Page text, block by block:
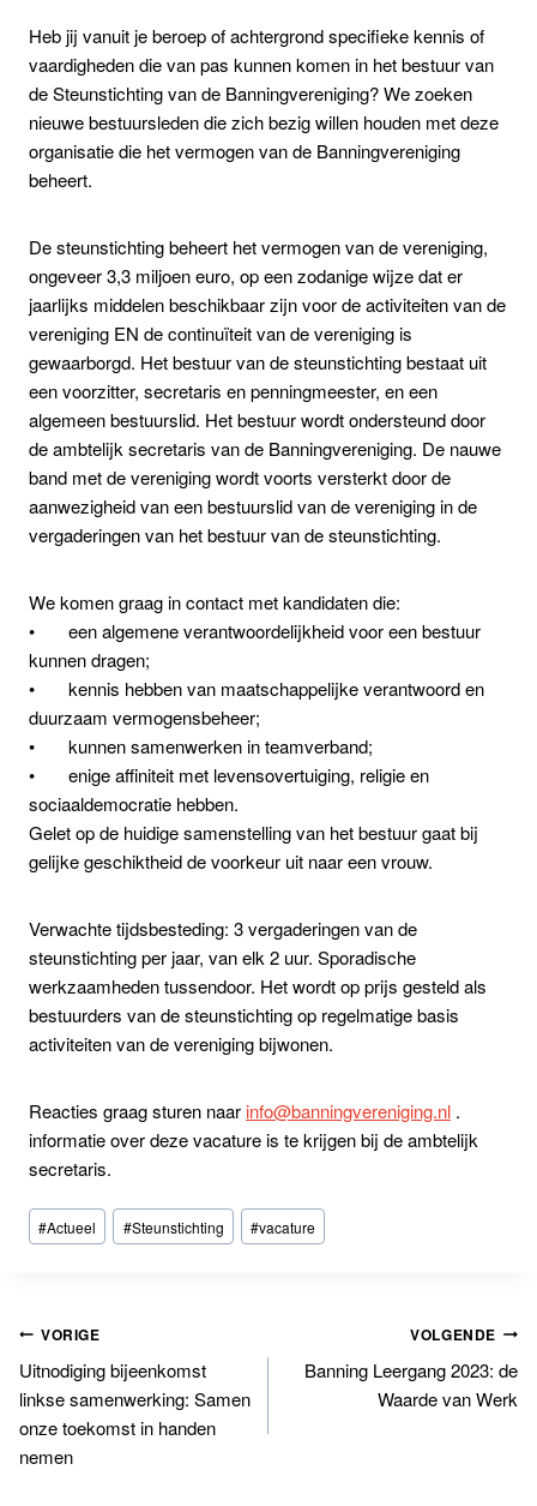
Heb jij vanuit je beroep of achtergrond specifieke kennis of
vaardigheden die van pas kunnen komen in het bestuur van
de Steunstichting van de Banningvereniging? We zoeken
nieuwe bestuursleden die zich bezig willen houden met deze
organisatie die het vermogen van de Banningvereniging
beheert.
De steunstichting beheert het vermogen van de vereniging,
ongeveer 3,3 miljoen euro, op een zodanige wijze dat er
jaarlijks middelen beschikbaar zijn voor de activiteiten van de
vereniging EN de continuïteit van de vereniging is
gewaarborgd. Het bestuur van de steunstichting bestaat uit
een voorzitter, secretaris en penningmeester, en een
algemeen bestuurslid. Het bestuur wordt ondersteund door
de ambtelijk secretaris van de Banningvereniging. De nauwe
band met de vereniging wordt voorts versterkt door de
aanwezigheid van een bestuurslid van de vereniging in de
vergaderingen van het bestuur van de steunstichting.
We komen graag in contact met kandidaten die:
• een algemene verantwoordelijkheid voor een bestuur
kunnen dragen;
• kennis hebben van maatschappelijke verantwoord en
duurzaam vermogensbeheer;
• kunnen samenwerken in teamverband;
• enige affiniteit met levensovertuiging, religie en
sociaaldemocratie hebben.
Gelet op de huidige samenstelling van het bestuur gaat bij
gelijke geschiktheid de voorkeur uit naar een vrouw.
Verwachte tijdsbesteding: 3 vergaderingen van de
steunstichting per jaar, van elk 2 uur. Sporadische
werkzaamheden tussendoor. Het wordt op prijs gesteld als
bestuurders van de steunstichting op regelmatige basis
activiteiten van de vereniging bijwonen.
Reacties graag sturen naar info@banningvereniging.nl .
informatie over deze vacature is te krijgen bij de ambtelijk
secretaris.
Bericht
tags:
#Actueel #Steunstichting #vacature
Bericht
navigatie
VORIGE
Uitnodiging bijeenkomst
linkse samenwerking: Samen
onze toekomst in handen
nemen
VOLGENDE
Banning Leergang 2023: de
Waarde van Werk